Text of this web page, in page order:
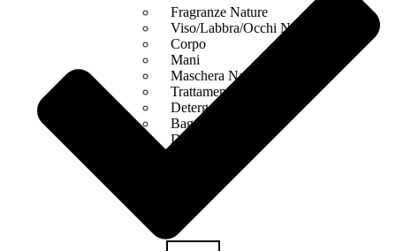
Fragranze Nature
Viso/Labbra/Occhi Nature
Corpo
Mani
Maschera Nature
Trattamenti Viso
Detergenza
Bagno Nature
Deodoranti